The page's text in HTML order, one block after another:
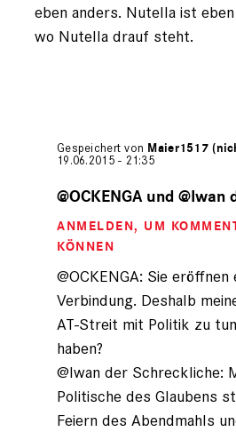
eben anders. Nutella ist
wo Nutella drauf steht.
Gespeichert von Maier1517
19.06.2015 - 21:35
auf
Iwan
der
(nicht
registriert)
@OCKENGA und
ANMELDEN, UM
KÖNNEN
@OCKENGA: Sie
Verbindung. Deshalb
AT-Streit mit Politik zu
haben?
@Iwan der Schreckliche:
Politische des Glaubens
Feiern des Abendmahls